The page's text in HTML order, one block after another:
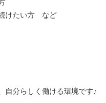
けたい方 など
自分らしく働ける環境です♪